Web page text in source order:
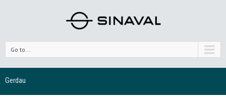
Go to...
Gerdau